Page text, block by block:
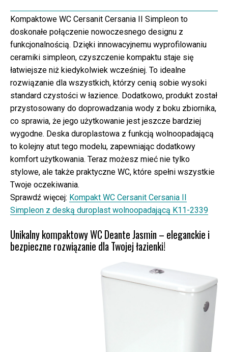
Kompaktowe WC Cersanit Cersania II Simpleon to
doskonałe połączenie nowoczesnego designu z
funkcjonalnością. Dzięki innowacyjnemu wyprofilowaniu
ceramiki simpleon, czyszczenie kompaktu staje się
łatwiejsze niż kiedykolwiek wcześniej. To idealne
rozwiązanie dla wszystkich, którzy cenią sobie wysoki
standard czystości w łazience. Dodatkowo, produkt został
przystosowany do doprowadzania wody z boku zbiornika,
co sprawia, że jego użytkowanie jest jeszcze bardziej
wygodne. Deska duroplastowa z funkcją wolnoopadającą
to kolejny atut tego modelu, zapewniając dodatkowy
komfort użytkowania. Teraz możesz mieć nie tylko
stylowe, ale także praktyczne WC, które spełni wszystkie
Twoje oczekiwania.
Sprawdź więcej: Kompakt WC Cersanit Cersania II
Simpleon z deską duroplast wolnoopadającą K11-2339
Unikalny kompaktowy WC Deante Jasmin – eleganckie i
bezpieczne rozwiązanie dla Twojej łazienki!